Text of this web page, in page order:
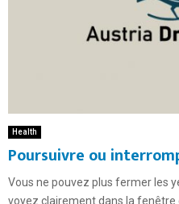
Health
Poursuivre ou
Vous ne pouvez plus fermer les
voyez clairement dans la fenêtre